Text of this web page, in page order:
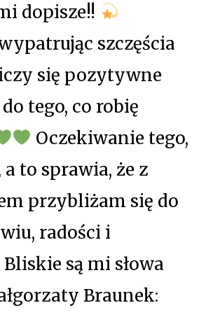
dopisze!!
szczęścia
się pozytywne
tego, co robię
Oczekiwanie tego,
a to sprawia, że z
przybliżam się do
radości i
są mi słowa
Braunek: